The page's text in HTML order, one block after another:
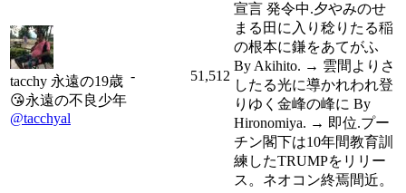
tacchy 永遠の19歳
😘永遠の不良少年
@tacchyal
- 51,512
宣言 発令中.夕やみのせ
まる田に入り稔りたる稲
の根本に鎌をあてがふ
By Akihito. → 雲間よりさ
したる光に導かれわれ登
りゆく金峰の峰に By
Hironomiya. → 即位.プー
チン閣下は10年間教育訓
練したTRUMPをリリー
ス。ネオコン終焉間近。